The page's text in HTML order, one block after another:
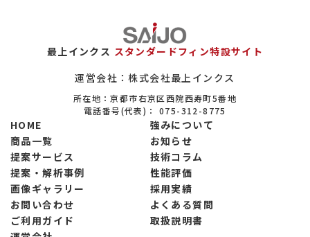
最上インクス スタンダードフィン特設サイト
運営会社：株式会社最上インクス
所在地：京都市右京区西院西寿町5番地
電話番号(代表)：075-312-8775
HOME
強みについて
商品一覧
お知らせ
提案サービス
技術コラム
提案・解析事例
性能評価
画像ギャラリー
採用実績
お問い合わせ
よくある質問
ご利用ガイド
取扱説明書